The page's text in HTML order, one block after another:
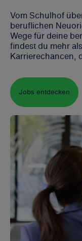
Vom Schulhof
beruflichen
Wege für deine
findest du mehr
Karrierechancen,
Jobs entdecken